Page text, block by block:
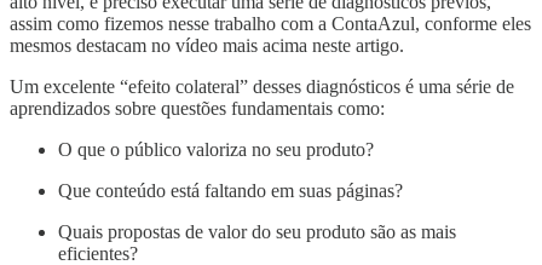
assim como fizemos nesse trabalho com a ContaAzul, conforme eles
mesmos destacam no vídeo mais acima neste artigo.
Um excelente “efeito colateral” desses diagnósticos é uma série de
aprendizados sobre questões fundamentais como:
O que o público valoriza no seu produto?
Que conteúdo está faltando em suas páginas?
Quais propostas de valor do seu produto são as mais
eficientes?